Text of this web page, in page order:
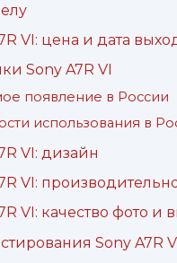
VI: цена и дата
Sony A7R VI
появление в России
использования в
VI: дизайн
VI:
VI: качество фото и
Sony A7R